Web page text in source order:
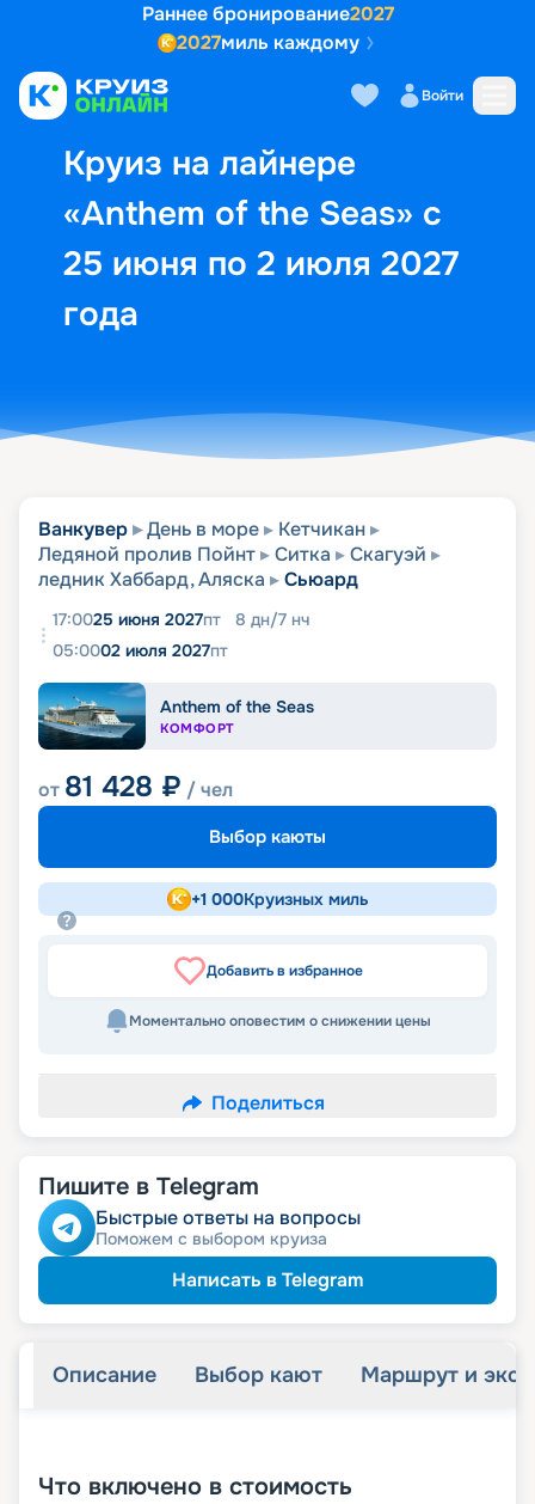
Раннее бронирование2027
2027миль каждому
Войти
Круиз на лайнере
«Anthem of the Seas» с
25 июня по 2 июля 2027
года
Выбор кают Маршрут и
Ванкувер День в море
Кетчикан
Ледяной пролив Пойнт
Ситка
Скагуэй
ледник Хаббард, Аляска
Сьюард
17:0025 июня 2027пт 8 дн/7 нч
05:0002 июля 2027пт
Anthem of the Seas
КОМФОРТ
от 81 428 ₽ / чел
Выбор каюты
+1 000Круизных миль
Добавить в избранное
Моментально оповестим о снижении цены
Поделиться
Пишите в Telegram
Быстрые ответы на вопросы
Поможем с выбором круиза
Написать в Telegram
Описание Выбор кают Маршрут и
Что включено в стоимость